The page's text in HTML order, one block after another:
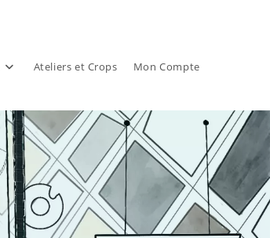
Ateliers et Crops Mon Compte